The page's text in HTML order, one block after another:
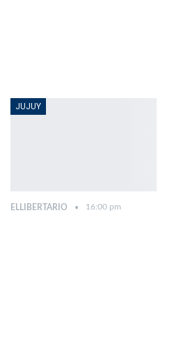
JUJUY
ELLIBERTARIO 16:00 pm